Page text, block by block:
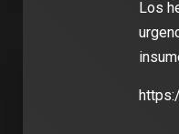
Los